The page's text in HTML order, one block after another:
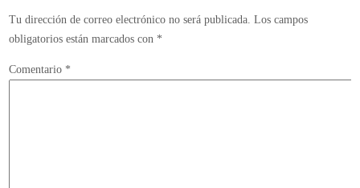
Tu dirección de correo electrónico no será publicada. Los campos
obligatorios están marcados con *
Comentario *